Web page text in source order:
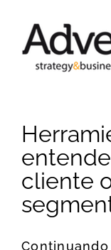
contenido
cliente